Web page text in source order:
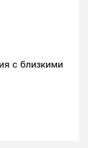
с близкими